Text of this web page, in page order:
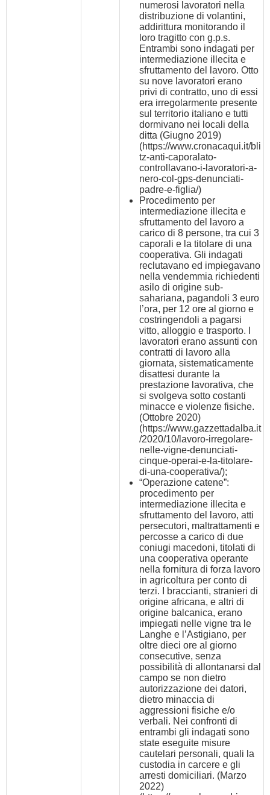
numerosi lavoratori nella
distribuzione di volantini,
addirittura monitorando il
loro tragitto con g.p.s.
Entrambi sono indagati per
intermediazione illecita e
sfruttamento del lavoro. Otto
su nove lavoratori erano
privi di contratto, uno di essi
era irregolarmente presente
sul territorio italiano e tutti
dormivano nei locali della
ditta (Giugno 2019)
(https://www.cronacaqui.it/bli
tz-anti-caporalato-
controllavano-i-lavoratori-a-
nero-col-gps-denunciati-
padre-e-figlia/)
Procedimento per
intermediazione illecita e
sfruttamento del lavoro a
carico di 8 persone, tra cui 3
caporali e la titolare di una
cooperativa. Gli indagati
reclutavano ed impiegavano
nella vendemmia richiedenti
asilo di origine sub-
sahariana, pagandoli 3 euro
l’ora, per 12 ore al giorno e
costringendoli a pagarsi
vitto, alloggio e trasporto. I
lavoratori erano assunti con
contratti di lavoro alla
giornata, sistematicamente
disattesi durante la
prestazione lavorativa, che
si svolgeva sotto costanti
minacce e violenze fisiche.
(Ottobre 2020)
(https://www.gazzettadalba.it
/2020/10/lavoro-irregolare-
nelle-vigne-denunciati-
cinque-operai-e-la-titolare-
di-una-cooperativa/);
“Operazione catene”:
procedimento per
intermediazione illecita e
sfruttamento del lavoro, atti
persecutori, maltrattamenti e
percosse a carico di due
coniugi macedoni, titolati di
una cooperativa operante
nella fornitura di forza lavoro
in agricoltura per conto di
terzi. I braccianti, stranieri di
origine africana, e altri di
origine balcanica, erano
impiegati nelle vigne tra le
Langhe e l’Astigiano, per
oltre dieci ore al giorno
consecutive, senza
possibilità di allontanarsi dal
campo se non dietro
autorizzazione dei datori,
dietro minaccia di
aggressioni fisiche e/o
verbali. Nei confronti di
entrambi gli indagati sono
state eseguite misure
cautelari personali, quali la
custodia in carcere e gli
arresti domiciliari. (Marzo
2022)